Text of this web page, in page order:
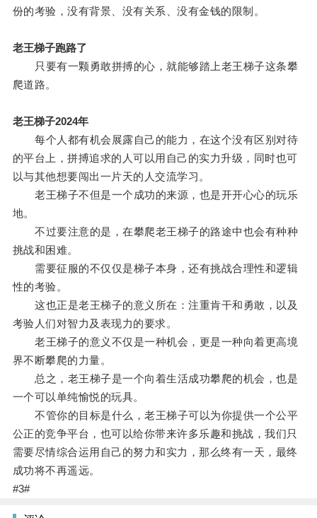
份的考验，没有背景、没有关系、没有金钱的限制。
老王梯子跑路了
只要有一颗勇敢拼搏的心，就能够踏上老王梯子这条攀
爬道路。
老王梯子2024年
每个人都有机会展露自己的能力，在这个没有区别对待
的平台上，拼搏追求的人可以用自己的实力升级，同时也可
以与其他想要闯出一片天的人交流学习。
老王梯子不但是一个成功的来源，也是开开心心的玩乐
地。
不过要注意的是，在攀爬老王梯子的路途中也会有种种
挑战和困难。
需要征服的不仅仅是梯子本身，还有挑战合理性和逻辑
性的考验。
这也正是老王梯子的意义所在：注重肯干和勇敢，以及
考验人们对智力及表现力的要求。
老王梯子的意义不仅是一种机会，更是一种向着更高境
界不断攀爬的力量。
总之，老王梯子是一个向着生活成功攀爬的机会，也是
一个可以单纯愉悦的玩具。
不管你的目标是什么，老王梯子可以为你提供一个公平
公正的竞争平台，也可以给你带来许多乐趣和挑战，我们只
需要尽情综合运用自己的努力和实力，那么终有一天，最终
成功将不再遥远。
#3#